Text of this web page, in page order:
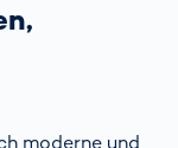
moderne und